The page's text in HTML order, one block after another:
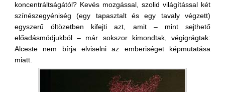
koncentráltságától? Kevés mozgással, szolid világítással két
színészegyéniség (egy tapasztalt és egy tavaly végzett)
egyszerű öltözetben kifejti azt, amit – mint sejthető
előadásmódjukból – már sokszor kimondtak, végigrágtak:
Alceste nem bírja elviselni az emberiséget képmutatása
miatt.